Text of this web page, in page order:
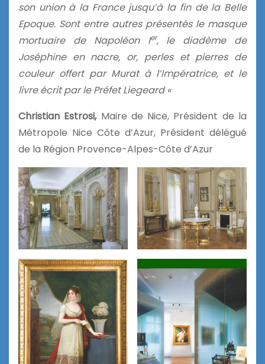
son union à la France jusqu’à la fin de la Belle
Epoque. Sont entre autres présentés le masque
mortuaire de Napoléon Ier, le diadème de
Joséphine en nacre, or, perles et pierres de
couleur offert par Murat à l’Impératrice, et le
livre écrit par le Préfet Liegeard «
Christian Estrosi,Maire de Nice, Président de la
Métropole Nice Côte d’Azur, Président délégué
de la Région Provence-Alpes-Côte d’Azur